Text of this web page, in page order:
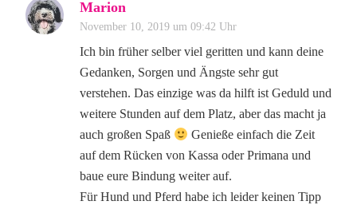
Marion
November 10, 2019 um 09:42 Uhr
Ich bin früher selber viel geritten und kann deine
Gedanken, Sorgen und Ängste sehr gut
verstehen. Das einzige was da hilft ist Geduld und
weitere Stunden auf dem Platz, aber das macht ja
auch großen Spaß
Genieße einfach die Zeit
auf dem Rücken von Kassa oder Primana und
baue eure Bindung weiter auf.
Für Hund und Pferd habe ich leider keinen Tipp